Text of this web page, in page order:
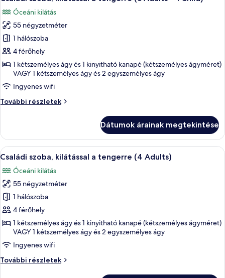
Children)
2
Children)
további
részletei
következő
szoba
összes
képének
megtekintése:
Családi
szoba,
kilátással
a
tengerre
Adults
+
1
Child)
Óceáni kilátás
55 négyzetméter
1 hálószoba
4 férőhely
1 kétszemélyes ágy és 1 kinyitható kanapé (kétszemélyes ágyméret)
VAGY 1 kétszemélyes ágy és 2 egyszemélyes ágy
Ingyenes wifi
További részletek
Családi
tengerre
(3
Adults
Child)
további
részletei
Dátumok árainak megtekintése
A
következő
szoba
összes
képének
megtekintése:
Családi
szoba,
kilátással
a
tengerre
Egy erkély, melyen két kék
5
Családi szoba, kilátással a tengerre (4 Adults)
Óceáni kilátás
55 négyzetméter
1 hálószoba
4 férőhely
1 kétszemélyes ágy és 1 kinyitható kanapé (kétszemélyes ágyméret)
VAGY 1 kétszemélyes ágy és 2 egyszemélyes ágy
Ingyenes wifi
További részletek
Családi